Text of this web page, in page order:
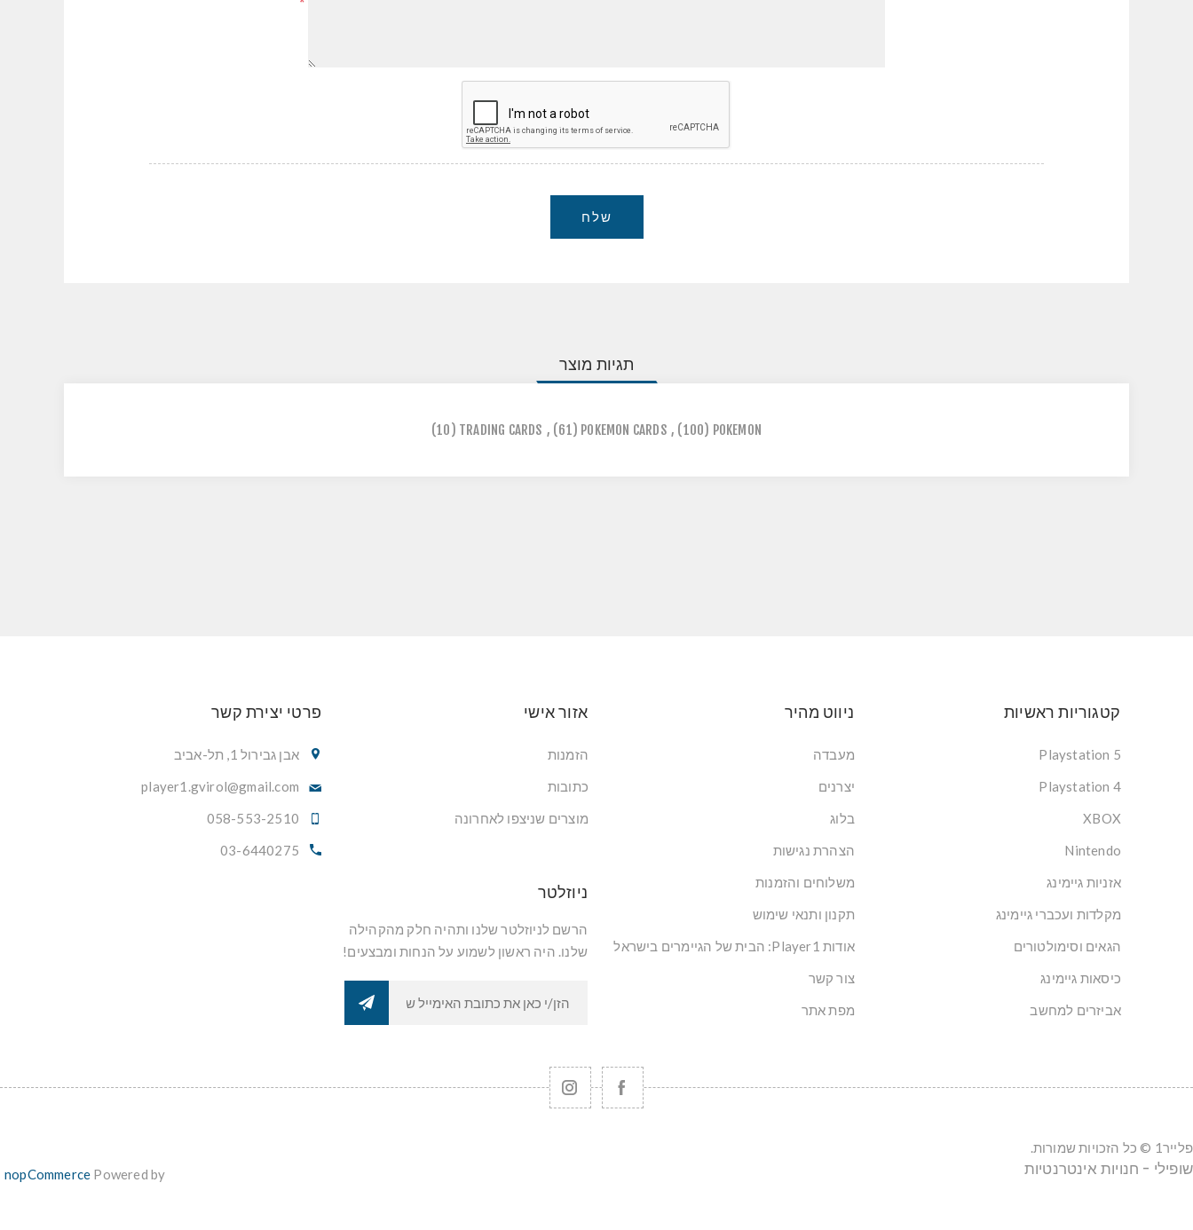
*
שלח
תגיות מוצר
POKEMON
(100)
,
POKEMON CARDS
(61)
,
TRADING CARDS
(10)
קטגוריות ראשיות
Playstation 5
Playstation 4
XBOX
Nintendo
אזניות גיימינג
מקלדות ועכברי גיימינג
הגאים וסימולטורים
כיסאות גיימינג
אביזרים למחשב
ניווט מהיר
מעבדה
יצרנים
בלוג
הצהרת נגישות
משלוחים והזמנות
תקנון ותנאי שימוש
אודות Player1: הבית של הגיימרים בישראל
צור קשר
מפת אתר
אזור אישי
הזמנות
כתובות
מוצרים שניצפו לאחרונה
פרטי יצירת קשר
אבן גבירול 1, תל-אביב
player1.gvirol@gmail.com
058-553-2510
03-6440275
ניוזלטר
הרשם לניוזלטר שלנו ותהיה חלק מהקהילה
שלנו. היה ראשון לשמוע על הנחות ומבצעים!
פלייר1 © כל הזכויות שמורות.
Powered by
nopCommerce שופילי - חנויות אינטרנטיות